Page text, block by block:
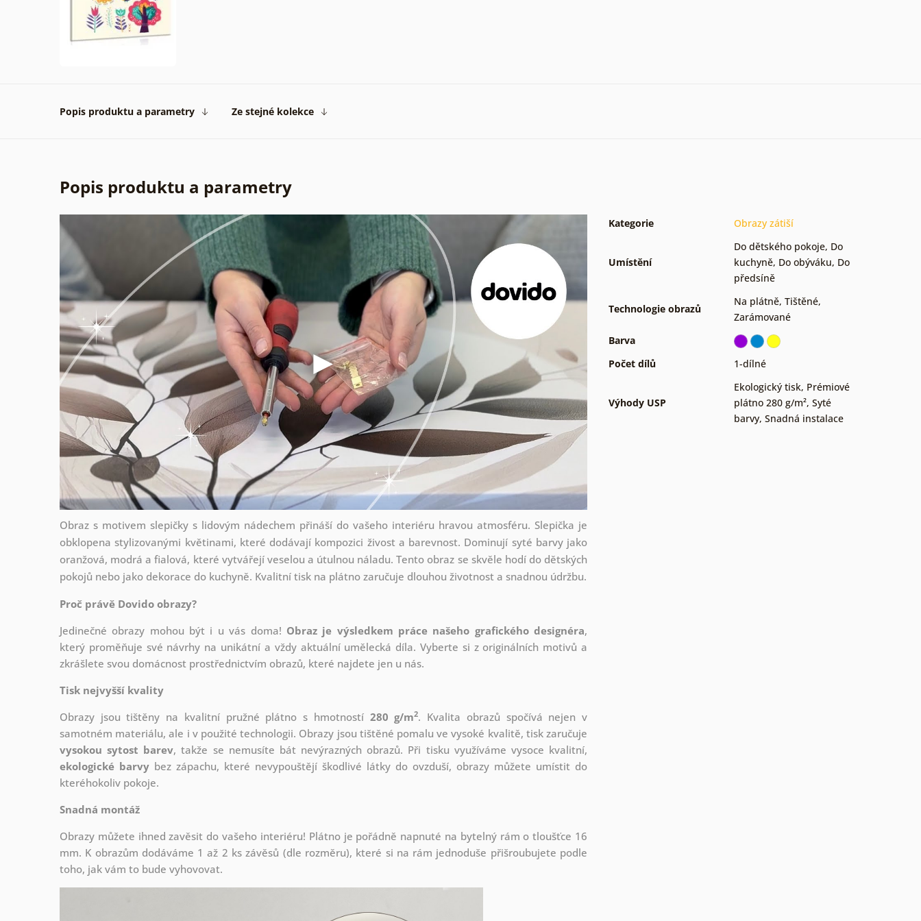
Popis produktu a parametry Ze stejné kolekce
Popis produktu a parametry
Obraz s motivem slepičky s lidovým nádechem přináší do vašeho interiéru hravou atmosféru. Slepička je
obklopena stylizovanými květinami, které dodávají kompozici živost a barevnost. Dominují syté barvy jako
oranžová, modrá a fialová, které vytvářejí veselou a útulnou náladu. Tento obraz se skvěle hodí do dětských
pokojů nebo jako dekorace do kuchyně. Kvalitní tisk na plátno zaručuje dlouhou životnost a snadnou údržbu.
Proč právě Dovido obrazy?
Jedinečné obrazy mohou být i u vás doma! Obraz je výsledkem práce našeho grafického designéra,
který proměňuje své návrhy na unikátní a vždy aktuální umělecká díla. Vyberte si z originálních motivů a
zkrášlete svou domácnost prostřednictvím obrazů, které najdete jen u nás.
Tisk nejvyšší kvality
Obrazy jsou tištěny na kvalitní pružné plátno s hmotností 280 g/m2. Kvalita obrazů spočívá nejen v
samotném materiálu, ale i v použité technologii. Obrazy jsou tištěné pomalu ve vysoké kvalitě, tisk zaručuje
vysokou sytost barev, takže se nemusíte bát nevýrazných obrazů. Při tisku využíváme vysoce kvalitní,
ekologické barvy bez zápachu, které nevypouštějí škodlivé látky do ovzduší, obrazy můžete umístit do
kteréhokoliv pokoje.
Snadná montáž
Obrazy můžete ihned zavěsit do vašeho interiéru! Plátno je pořádně napnuté na bytelný rám o tloušťce 16
mm. K obrazům dodáváme 1 až 2 ks závěsů (dle rozměru), které si na rám jednoduše přišroubujete podle
toho, jak vám to bude vyhovovat.
Kategorie Obrazy zátiší
Umístění
Do dětského pokoje, Do
kuchyně, Do obýváku, Do
předsíně
Technologie obrazů
Na plátně, Tištěné,
Zarámované
Barva
Počet dílů
1-dílné
Výhody USP
Ekologický tisk, Prémiové
plátno 280 g/m², Syté
barvy, Snadná instalace